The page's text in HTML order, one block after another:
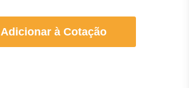
Adicionar à Cotação